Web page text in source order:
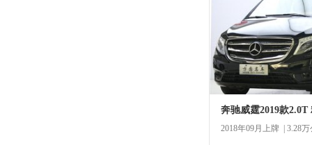
奔驰威霆2019款2.0T
2018年09月上牌 | 3.28